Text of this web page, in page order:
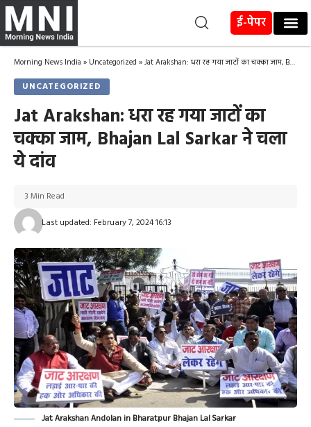
ई-पेपर
Morning News India » Uncategorized »Jat Arakshan: धरा रह गया जाटों का चक्का जाम, Bhajan Lal Sarkar ने चला ये दांव
UNCATEGORIZED
Jat Arakshan: धरा रह गया जाटों का
चक्का जाम, Bhajan Lal Sarkar ने चला
ये दांव
Last updated: February 7, 2024 16:13
3 Min Read
Jat Arakshan Andolan in Bharatpur Bhajan Lal Sarkar